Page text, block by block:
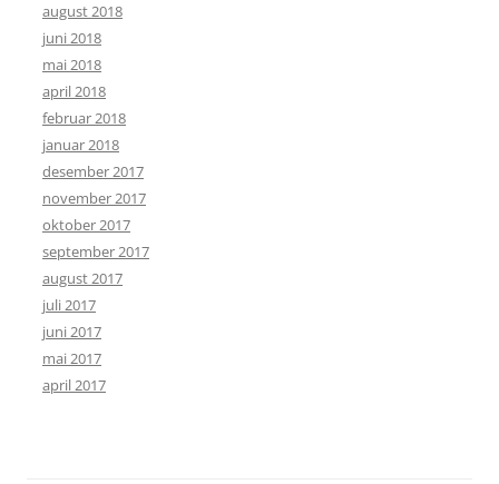
august 2018
juni 2018
mai 2018
april 2018
februar 2018
januar 2018
desember 2017
november 2017
oktober 2017
september 2017
august 2017
juli 2017
juni 2017
mai 2017
april 2017